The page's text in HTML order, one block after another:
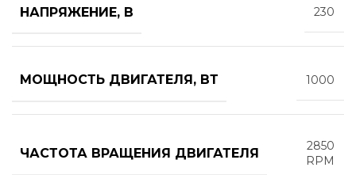
НАПРЯЖЕНИЕ, В 230
МОЩНОСТЬ ДВИГАТЕЛЯ, ВТ 1000
ЧАСТОТА ВРАЩЕНИЯ ДВИГАТЕЛЯ
2850
RPM